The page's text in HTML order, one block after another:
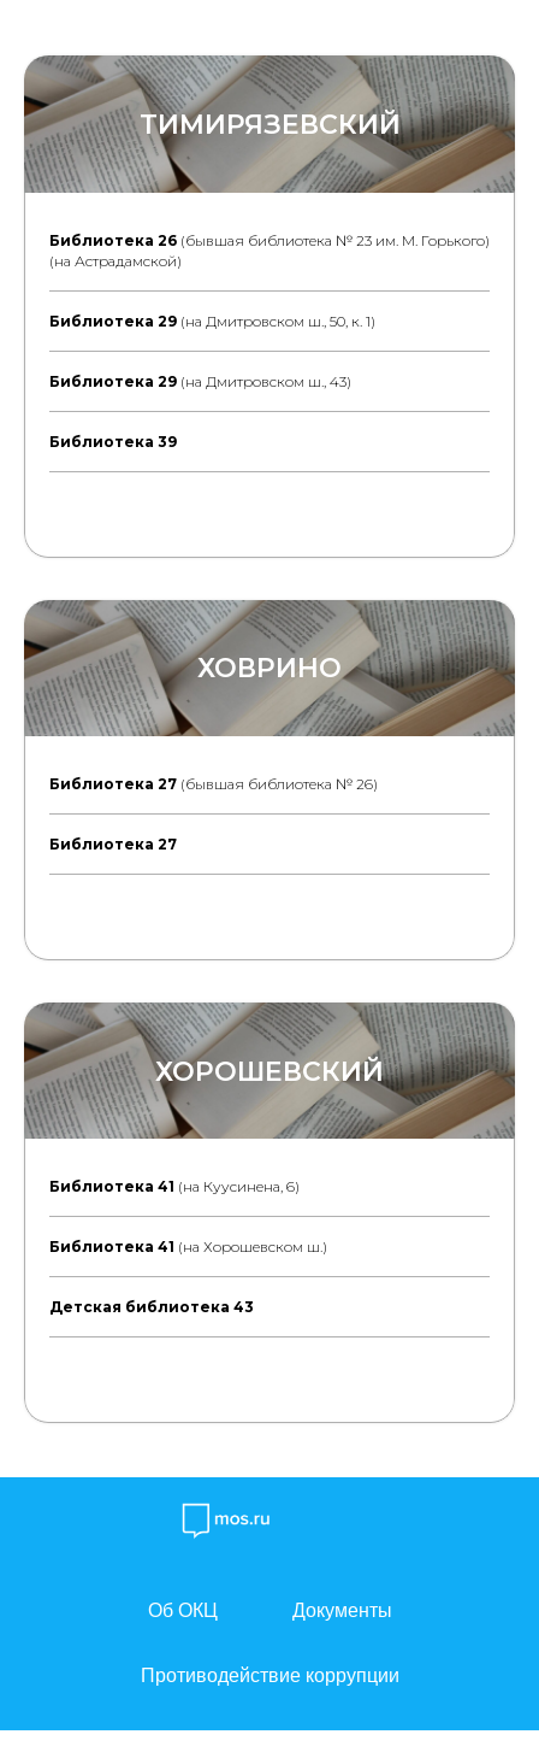
ТИМИРЯЗЕВСКИЙ
Библиотека 26 (бывшая библиотека № 23 им. М. Горького)
(на Астрадамской)
Библиотека 29 (на Дмитровском ш., 50, к. 1)
Библиотека 29 (на Дмитровском ш., 43)
Библиотека 39
ХОВРИНО
Библиотека 27 (бывшая библиотека № 26)
Библиотека 27
ХОРОШЕВСКИЙ
Библиотека 41 (на Куусинена, 6)
Библиотека 41 (на Хорошевском ш.)
Детская библиотека 43
Об ОКЦ Документы
Противодействие коррупции